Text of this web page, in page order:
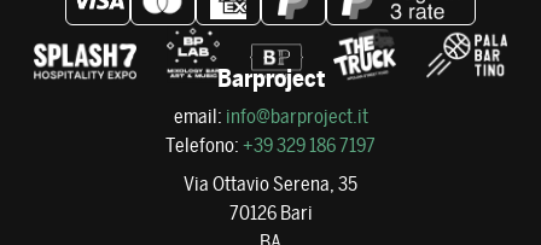
Barproject
email: info@barproject.it
Telefono: +39 329 186 7197
Via Ottavio Serena, 35
70126 Bari